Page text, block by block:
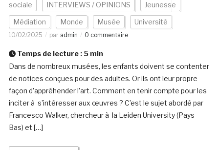
sociale INTERVIEWS / OPINIONS Jeunesse
Médiation Monde Musée Université
10/02/2025 par admin 0 commentaire
Temps de lecture : 5 min
Dans de nombreux musées, les enfants doivent se contenter
de notices conçues pour des adultes. Or ils ont leur propre
façon d’appréhender l’art. Comment en tenir compte pour les
inciter à s’intéresser aux œuvres ? C’est le sujet abordé par
Francesco Walker, chercheur à la Leiden University (Pays
Bas) et […]